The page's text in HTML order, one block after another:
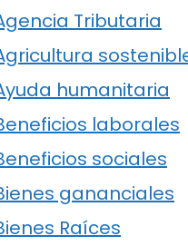
Tributaria
humanitaria
laborales
sociales
gananciales
Raíces